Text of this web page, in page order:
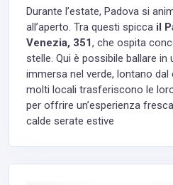
Durante l’estate, Padova si
all’aperto. Tra questi spicca il
Venezia, 351, che ospita
stelle. Qui è possibile ballare in
immersa nel verde, lontano
molti locali trasferiscono le
per offrire un’esperienza
calde serate estive